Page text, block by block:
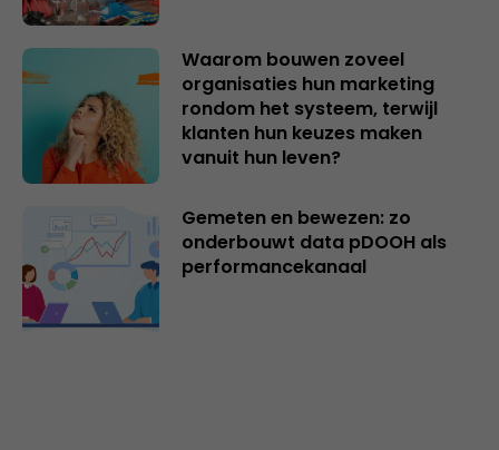
Waarom bouwen zoveel
organisaties hun marketing
rondom het systeem, terwijl
klanten hun keuzes maken
vanuit hun leven?
Gemeten en bewezen: zo
onderbouwt data pDOOH als
performancekanaal